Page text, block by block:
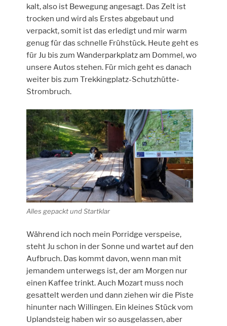
kalt, also ist Bewegung angesagt. Das Zelt ist
trocken und wird als Erstes abgebaut und
verpackt, somit ist das erledigt und mir warm
genug für das schnelle Frühstück. Heute geht es
für Ju bis zum Wanderparkplatz am Dommel, wo
unsere Autos stehen. Für mich geht es danach
weiter bis zum Trekkingplatz-Schutzhütte-
Strombruch.
Alles gepackt und Startklar
Während ich noch mein Porridge verspeise,
steht Ju schon in der Sonne und wartet auf den
Aufbruch. Das kommt davon, wenn man mit
jemandem unterwegs ist, der am Morgen nur
einen Kaffee trinkt. Auch Mozart muss noch
gesattelt werden und dann ziehen wir die Piste
hinunter nach Willingen. Ein kleines Stück vom
Uplandsteig haben wir so ausgelassen, aber